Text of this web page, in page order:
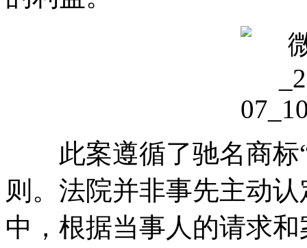
此案遵循了驰名商标“
则。法院并非事先主动
中，根据当事人的请求